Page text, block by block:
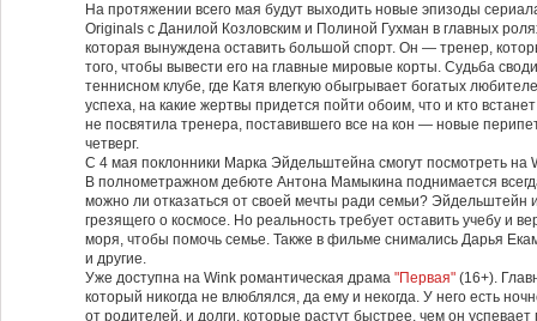
На протяжении всего мая будут выходить новые эпизоды
Originals с Данилой Козловским и Полиной Гухман в главных
которая вынуждена оставить большой спорт. Он — тренер,
того, чтобы вывести его на главные мировые корты. Судьба
теннисном клубе, где Катя влегкую обыгрывает богатых
успеха, на какие жертвы придется пойти обоим, что и кто
не посвятила тренера, поставившего все на кон — новые
четверг.
С 4 мая поклонники Марка Эйдельштейна смогут посмотреть на
В полнометражном дебюте Антона Мамыкина поднимается
можно ли отказаться от своей мечты ради семьи? Эйдельштейн
грезящего о космосе. Но реальность требует оставить учебу и
моря, чтобы помочь семье. Также в фильме снимались Дарья
и другие.
Уже доступна на Wink романтическая драма "Первая" (16+).
который никогда не влюблялся, да ему и некогда. У него есть
от родителей, и долги, которые растут быстрее, чем он